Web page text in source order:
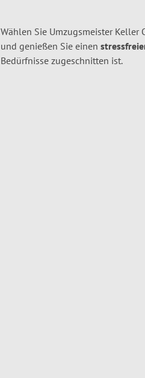
Wählen Sie Umzugsmeister
und genießen Sie einen
Bedürfnisse zugeschnitten ist.